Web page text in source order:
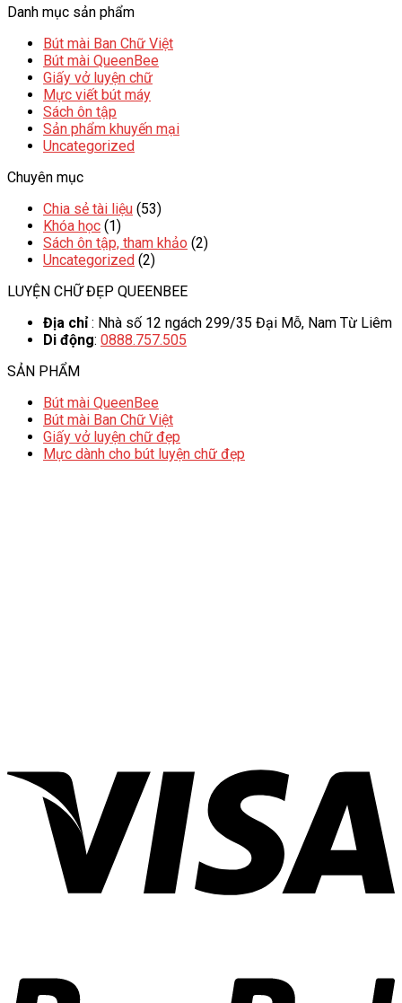
Danh mục sản phẩm
Bút mài Ban Chữ Việt
Bút mài QueenBee
Giấy vở luyện chữ
Mực viết bút máy
Sách ôn tập
Sản phẩm khuyến mại
Uncategorized
Chuyên mục
Chia sẻ tài liệu (53)
Khóa học (1)
Sách ôn tập, tham khảo (2)
Uncategorized (2)
LUYỆN CHỮ ĐẸP QUEENBEE
Địa chỉ: Nhà số 12 ngách 299/35 Đại Mỗ, Nam Từ Liêm
Di động: 0888.757.505
SẢN PHẨM
Bút mài QueenBee
Bút mài Ban Chữ Việt
Giấy vở luyện chữ đẹp
Mực dành cho bút luyện chữ đẹp